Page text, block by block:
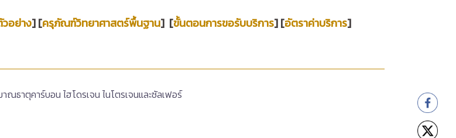
อย่าง] [ครุภัณฑ์วิทยาศาสตร์พื้นฐาน] [ขั้นตอนการขอรับบริการ] [อัตราค่าบริการ]
าณธาตุคาร์บอน ไฮโดรเจน ไนโตรเจนและซัลเฟอร์